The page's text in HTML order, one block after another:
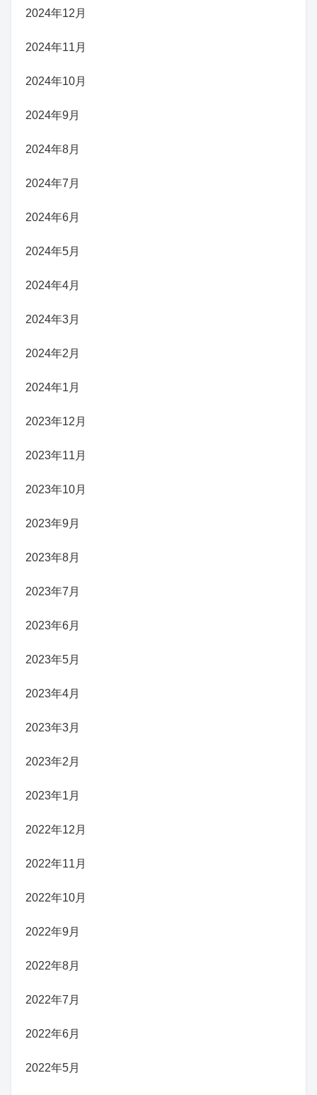
2024年12月
2024年11月
2024年10月
2024年9月
2024年8月
2024年7月
2024年6月
2024年5月
2024年4月
2024年3月
2024年2月
2024年1月
2023年12月
2023年11月
2023年10月
2023年9月
2023年8月
2023年7月
2023年6月
2023年5月
2023年4月
2023年3月
2023年2月
2023年1月
2022年12月
2022年11月
2022年10月
2022年9月
2022年8月
2022年7月
2022年6月
2022年5月